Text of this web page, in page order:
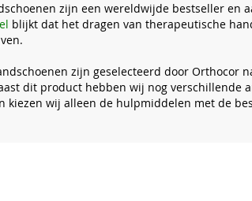
zijn een wereldwijde bestseller
blijkt dat het dragen van therapeutische
zijn geselecteerd door Orthocor
dit product hebben wij nog verschillende
kiezen wij alleen de hulpmiddelen met de